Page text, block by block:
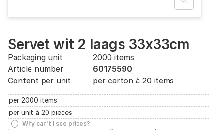
Servet wit 2 laags 33x33cm
Packaging unit
2000 items
Article number
60175590
Content per unit
per carton à 20 items
per 2000 items
per unit à 20 pieces
Why can't I see prices?